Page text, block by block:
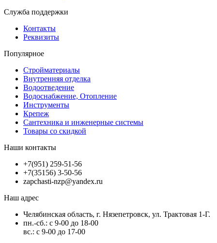
Служба поддержки
Контакты
Реквизиты
Популярное
Стройматериалы
Внутренняя отделка
Водоотведение
Водоснабжение, Отопление
Инструменты
Крепеж
Сантехника и инженерные системы
Товары со скидкой
Наши контакты
+7(951) 259-51-56
+7(35156) 3-50-56
zapchasti-nzp@yandex.ru
Наш адрес
Челябинская область, г. Нязепетровск, ул. Трактовая 1-Г.
пн.-сб.: с 9-00 до 18-00
вс.: с 9-00 до 17-00